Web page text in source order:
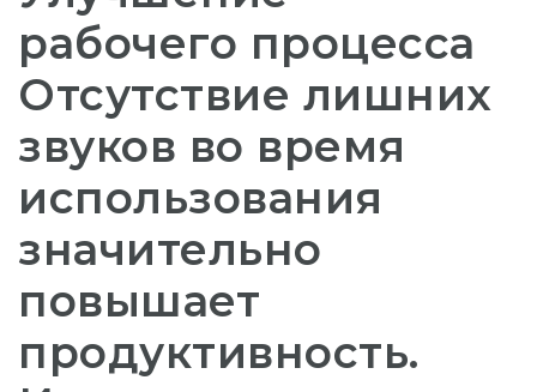
рабочего процесса
Отсутствие лишних
звуков во время
использования
значительно
повышает
продуктивность.